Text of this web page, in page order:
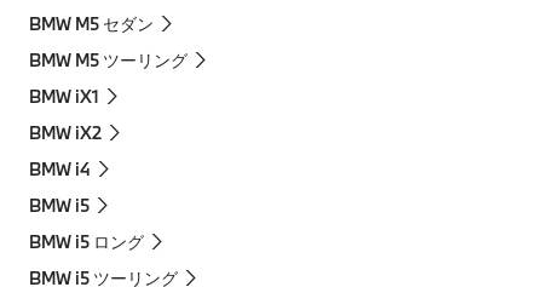
BMW M5 セダン
BMW M5 ツーリング
BMW iX1
BMW iX2
BMW i4
BMW i5
BMW i5 ロング
BMW i5 ツーリング